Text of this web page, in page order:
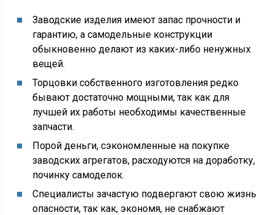
Заводские изделия имеют запас прочности и
гарантию, а самодельные конструкции
обыкновенно делают из каких-либо ненужных
вещей.
Торцовки собственного изготовления редко
бывают достаточно мощными, так как для
лучшей их работы необходимы качественные
запчасти.
Порой деньги, сэкономленные на покупке
заводских агрегатов, расходуются на доработку,
починку самоделок.
Специалисты зачастую подвергают свою жизнь
опасности, так как, экономя, не снабжают